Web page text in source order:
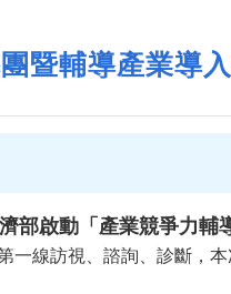
暨輔導產業導
部啟動「產業競爭力輔
一線訪視、諮詢、診斷，